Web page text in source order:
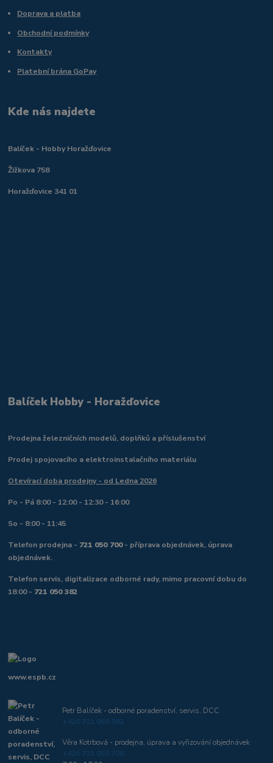
Doprava a platba
Obchodní podmínky
Kontakty
Platební brána GoPay
Kde nás najdete
Balíček - Hobby Horažďovice
Žižkova 758
Horažďovice 341 01
Balíček Hobby - Horažďovice
Prodejna železničních modelů, doplňků a příslušenství
Prodej spojovacího a elektroinstalačního materiálu
Otevírací doba prodejny - od Ledna 2026
Po - Pá 8:00 - 12:00 - 12:30 - 16:00
So - 8:00 - 11:45
Telefon prodejna - 721 050 700- příprava objednávek, úprava
objednávek.
Telefon servis, digitalizace odborné rady, mimo pracovní dobu do
18:00 - 721 050 382
www.espb.cz
Petr Balíček - odborné poradenství, servis, DCC
+420 721 050 382
Věra Kotrbová - prodejna, úprava a vyřizování objednávek
+420 721 050 700